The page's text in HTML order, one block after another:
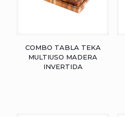
COMBO TABLA TEKA
MULTIUSO MADERA
INVERTIDA